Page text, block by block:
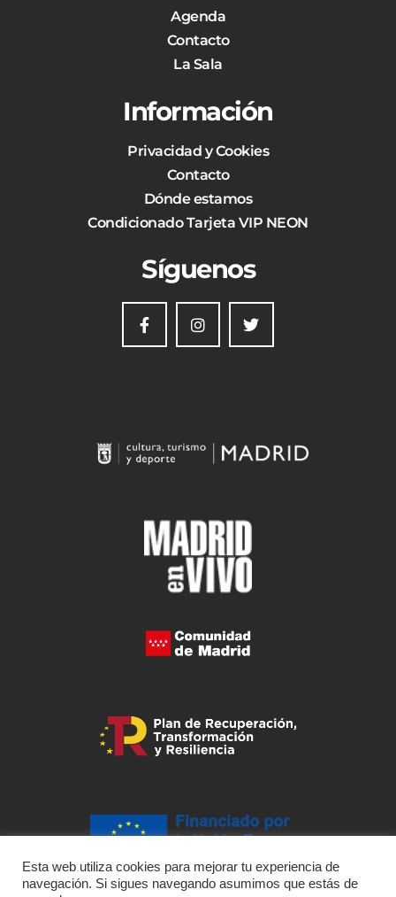
Agenda
Contacto
La Sala
Información
Privacidad y Cookies
Contacto
Dónde estamos
Condicionado Tarjeta VIP NEON
Síguenos
Esta web utiliza cookies para mejorar tu experiencia de
navegación. Si sigues navegando asumimos que estás de